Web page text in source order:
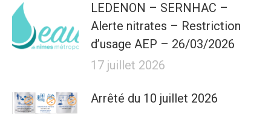
LEDENON – SERNHAC –
Alerte nitrates – Restriction
d’usage AEP – 26/03/2026
17 juillet 2026
Arrêté du 10 juillet 2026